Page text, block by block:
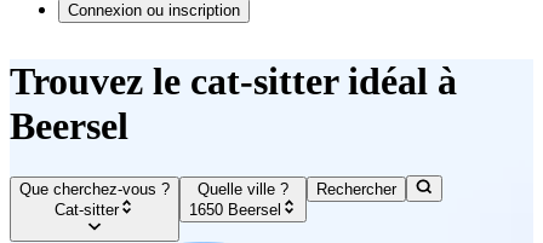
Connexion ou inscription
Trouvez le cat-sitter idéal à
Beersel
Que cherchez-vous ?
Cat-sitter
Quelle ville ?
1650 Beersel
Rechercher